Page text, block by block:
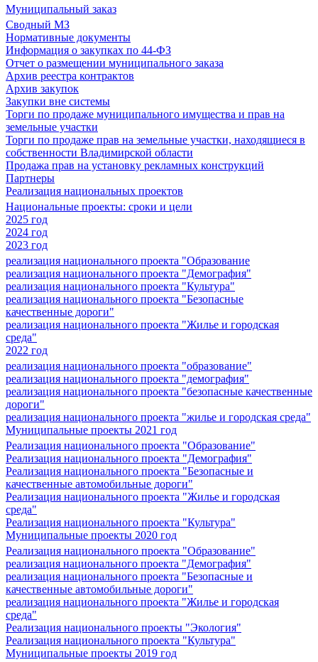
Муниципальный заказ
Сводный МЗ
Нормативные документы
Информация о закупках по 44-ФЗ
Отчет о размещении муниципального заказа
Архив реестра контрактов
Архив закупок
Закупки вне системы
Торги по продаже муниципального имущества и прав на
земельные участки
Торги по продаже прав на земельные участки, находящиеся в
собственности Владимирской области
Продажа прав на установку рекламных конструкций
Партнеры
Реализация национальных проектов
Национальные проекты: сроки и цели
2025 год
2024 год
2023 год
реализация национального проекта "Образование
реализация национального проекта "Демография"
реализация национального проекта "Культура"
реализация национального проекта "Безопасные
качественные дороги"
реализация национального проекта "Жилье и городская
среда"
2022 год
реализация национального проекта "образование"
реализация национального проекта "демография"
реализация национального проекта "безопасные качественные
дороги"
реализация национального проекта "жилье и городская среда"
Муниципальные проекты 2021 год
Реализация национального проекта "Образование"
Реализация национального проекта "Демография"
Реализация национального проекта "Безопасные и
качественные автомобильные дороги"
Реализация национального проекта "Жилье и городская
среда"
Реализация национального проекта "Культура"
Муниципальные проекты 2020 год
Реализация национального проекта "Образование"
реализация национального проекта "Демография"
реализация национального проекта "Безопасные и
качественные автомобильные дороги"
реализация национального проекта "Жилье и городская
среда"
Реализация национального проекты "Экология"
Реализация национального проекта "Культура"
Муниципальные проекты 2019 год